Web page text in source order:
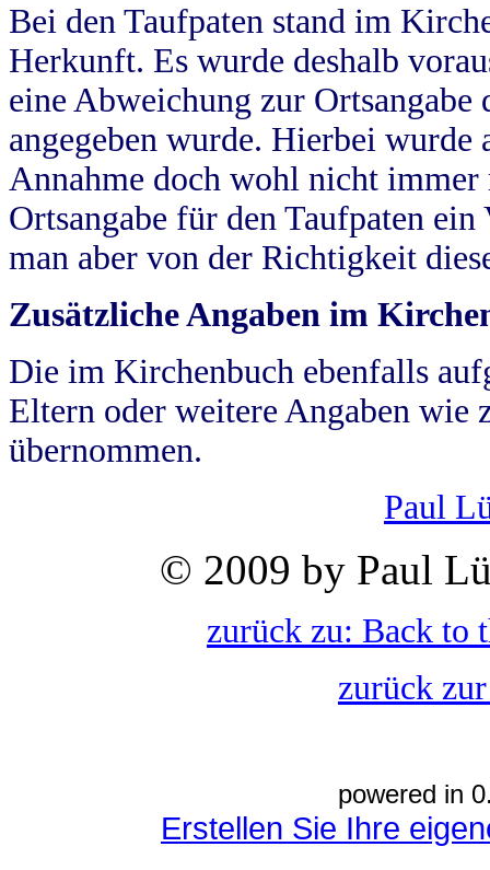
Bei den Taufpaten stand im
Herkunft. Es wurde deshalb
eine Abweichung zur
angegeben wurde. Hierbei wurde
Annahme doch wohl nicht
Ortsangabe für den Taufpaten
man aber von der Richtigkeit
Zusätzliche Angaben im
Die im Kirchenbuch ebenfalls
Eltern oder weitere Angaben wie
übernommen.
Paul
© 2009 by Paul
zurück zu: Back to
zurück
powered in
Erstellen Sie Ihre